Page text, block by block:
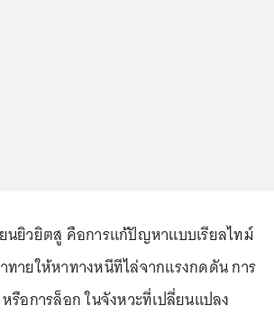
นยิวยิตสู คือการแก้ปัญหาแบบเรียลไทม์
ทายให้หาทางหนีทีไล่จากแรงกดดัน การ
รือการล็อก ในจังหวะที่เปลี่ยนแปลง